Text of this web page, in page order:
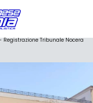
Tribunale Nocera